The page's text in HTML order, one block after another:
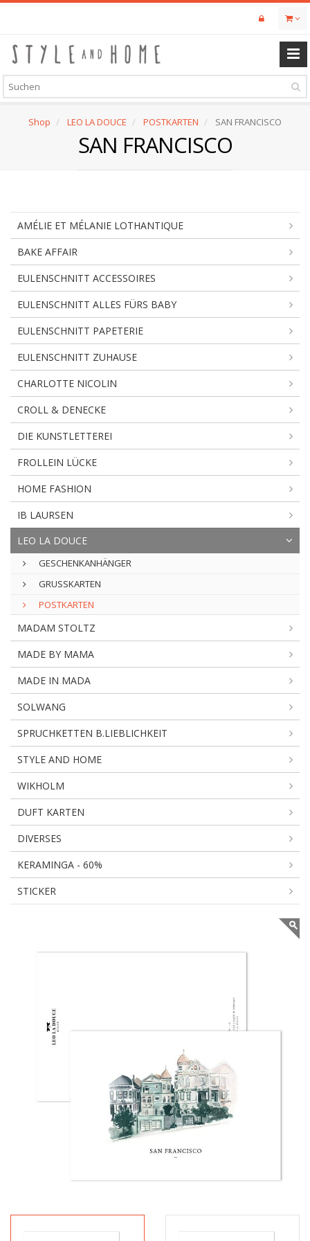
Skip
content
Shop LEO LA DOUCE POSTKARTEN SAN FRANCISCO
SAN FRANCISCO
AMÉLIE ET MÉLANIE LOTHANTIQUE
BAKE AFFAIR
EULENSCHNITT ACCESSOIRES
EULENSCHNITT ALLES FÜRS BABY
EULENSCHNITT PAPETERIE
EULENSCHNITT ZUHAUSE
CHARLOTTE NICOLIN
CROLL & DENECKE
DIE KUNSTLETTEREI
FROLLEIN LÜCKE
HOME FASHION
IB LAURSEN
LEO LA DOUCE
GESCHENKANHÄNGER
GRUSSKARTEN
POSTKARTEN
MADAM STOLTZ
MADE BY MAMA
MADE IN MADA
SOLWANG
SPRUCHKETTEN B.LIEBLICHKEIT
STYLE AND HOME
WIKHOLM
DUFT KARTEN
DIVERSES
KERAMINGA - 60%
STICKER